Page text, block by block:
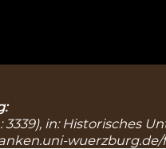
3339), in: